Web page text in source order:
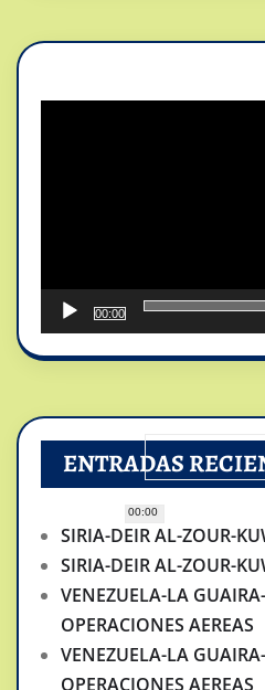
00:00
00:00
ENTRADAS
SIRIA-DEIR AL-ZOUR-
SIRIA-DEIR AL-ZOUR-
VENEZUELA-LA
OPERACIONES AEREAS
VENEZUELA-LA
OPERACIONES AEREAS